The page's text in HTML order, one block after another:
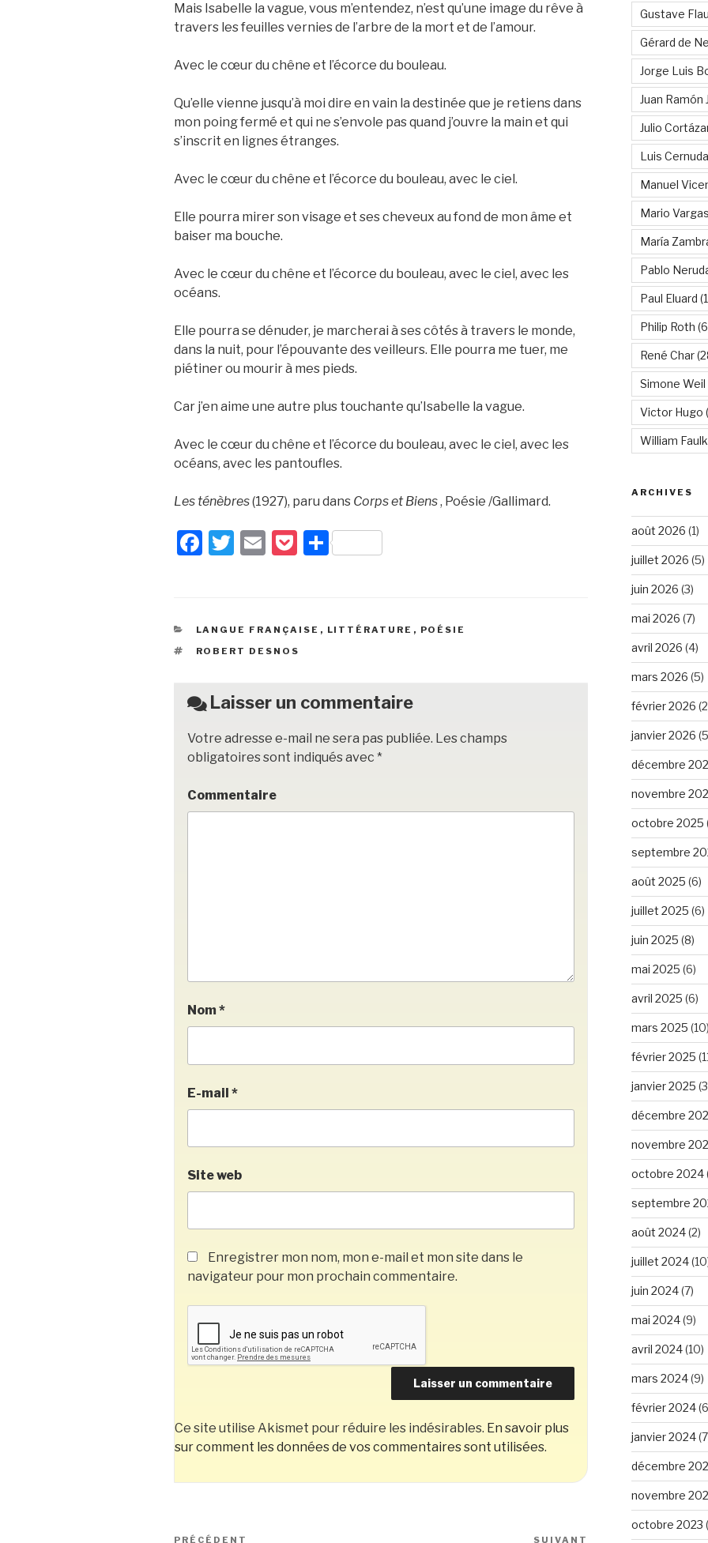
Mais Isabelle la vague, vous m’entendez, n’est qu’une image du rêve à
travers les feuilles vernies de l’arbre de la mort et de l’amour.
Avec le cœur du chêne et l’écorce du bouleau.
Qu’elle vienne jusqu’à moi dire en vain la destinée que je retiens dans
mon poing fermé et qui ne s’envole pas quand j’ouvre la main et qui
s’inscrit en lignes étranges.
Avec le cœur du chêne et l’écorce du bouleau, avec le ciel.
Elle pourra mirer son visage et ses cheveux au fond de mon âme et
baiser ma bouche.
Avec le cœur du chêne et l’écorce du bouleau, avec le ciel, avec les
océans.
Elle pourra se dénuder, je marcherai à ses côtés à travers le monde,
dans la nuit, pour l’épouvante des veilleurs. Elle pourra me tuer, me
piétiner ou mourir à mes pieds.
Car j’en aime une autre plus touchante qu’Isabelle la vague.
Avec le cœur du chêne et l’écorce du bouleau, avec le ciel, avec les
océans, avec les pantoufles.
Les ténèbres(1927), paru dans Corps et Biens, Poésie /Gallimard.
F
e
b
o
k
T
er
E
P
k
et
P
g
CATÉGORIES
LANGUE FRANÇAISE , LITTÉRATURE , POÉSIE
ÉTIQUETTES
ROBERT DESNOS
Laisser un commentaire
Votre adresse e-mail ne sera pas publiée. Les champs
obligatoires sont indiqués avec *
Commentaire
Nom*
E-mail *
Site web
Enregistrer mon nom, mon e-mail et mon site dans le
navigateur pour mon prochain commentaire.
Ce site utilise Akismet pour réduire les indésirables. En savoir plus
sur comment les données de vos commentaires sont utilisées.
Navigation
PRÉCÉDENT SUIVANT
Gustave
Gérard de
Jorge Luis
Juan Ramón
Julio
Luis Cernuda
Manuel
Mario
María
Pablo
Paul Eluard
Philip Roth
René Char
Simone Weil
Victor Hugo
William
ARCHIVES
août 2026 (1)
juillet 2026 (5)
juin 2026 (3)
mai 2026 (7)
avril 2026 (4)
mars 2026 (5)
février 2026
janvier 2026
décembre
novembre
octobre 2025
septembre
août 2025 (6)
juillet 2025 (6)
juin 2025 (8)
mai 2025 (6)
avril 2025 (6)
mars 2025 (10)
février 2025
janvier 2025
décembre
novembre
octobre 2024
septembre
août 2024(2)
juillet 2024
juin 2024(7)
mai 2024(9)
avril 2024(10)
mars 2024(9)
février 2024
janvier 2024
décembre
novembre
octobre 2023